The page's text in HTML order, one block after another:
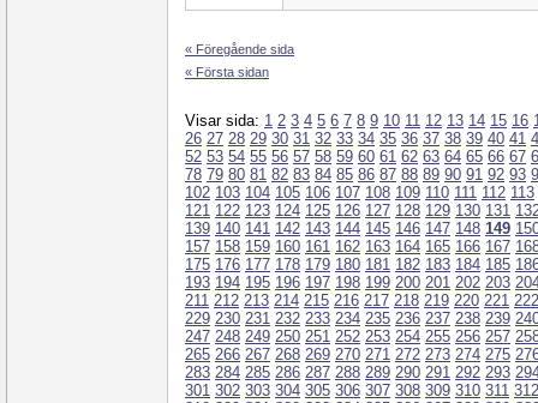
« Föregående sida
« Första sidan
Visar sida: 1 2 3 4 5 6 7 8 9 10 11 12 13 14 15 16
26 27 28 29 30 31 32 33 34 35 36 37 38 39 40 41
52 53 54 55 56 57 58 59 60 61 62 63 64 65 66 67
78 79 80 81 82 83 84 85 86 87 88 89 90 91 92 93
102 103 104 105 106 107 108 109 110 111 112 113
121 122 123 124 125 126 127 128 129 130 131
139 140 141 142 143 144 145 146 147 148 149
157 158 159 160 161 162 163 164 165 166 167
175 176 177 178 179 180 181 182 183 184 185
193 194 195 196 197 198 199 200 201 202 203
211 212 213 214 215 216 217 218 219 220 221 222
229 230 231 232 233 234 235 236 237 238 239
247 248 249 250 251 252 253 254 255 256 257
265 266 267 268 269 270 271 272 273 274 275
283 284 285 286 287 288 289 290 291 292 293
301 302 303 304 305 306 307 308 309 310 311 312